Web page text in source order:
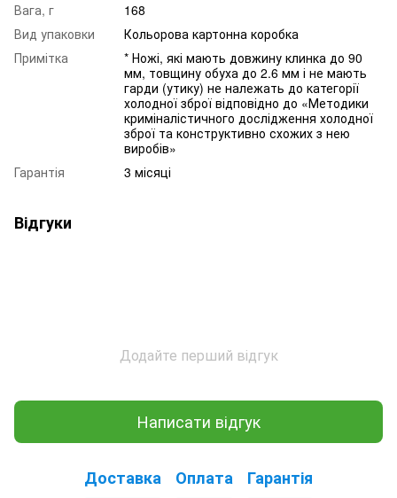
Вага, г
168
Вид упаковки
Кольорова картонна коробка
Примітка
* Ножі, які мають довжину клинка до 90
мм, товщину обуха до 2.6 мм і не мають
гарди (утику) не належать до категорії
холодної зброї відповідно до «Методики
криміналістичного дослідження холодної
зброї та конструктивно схожих з нею
виробів»
Гарантія
3 місяці
Відгуки
Додайте перший відгук
Написати відгук
Доставка Оплата Гарантія